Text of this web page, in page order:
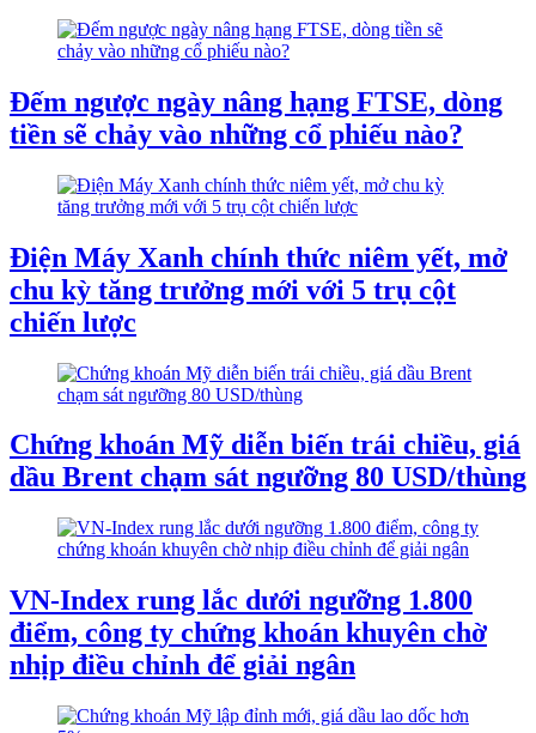
Đếm ngược ngày nâng hạng FTSE, dòng
tiền sẽ chảy vào những cổ phiếu nào?
Điện Máy Xanh chính thức niêm yết, mở
chu kỳ tăng trưởng mới với 5 trụ cột
chiến lược
Chứng khoán Mỹ diễn biến trái chiều, giá
dầu Brent chạm sát ngưỡng 80 USD/thùng
VN-Index rung lắc dưới ngưỡng 1.800
điểm, công ty chứng khoán khuyên chờ
nhịp điều chỉnh để giải ngân